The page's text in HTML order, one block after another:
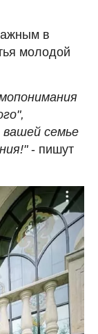
в
молодой
семье
- пишут